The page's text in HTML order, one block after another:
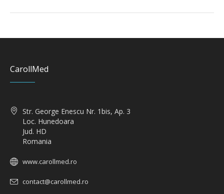
CarollMed
Str. George Enescu Nr. 1bis, Ap. 3
Loc. Hunedoara
Jud. HD
Romania
www.carollmed.ro
contact@carollmed.ro